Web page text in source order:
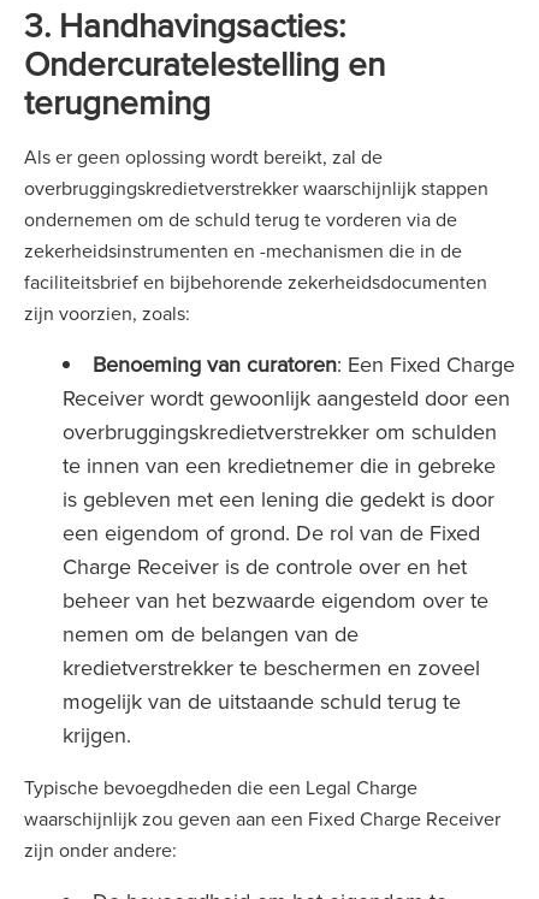
3. Handhavingsacties:
Ondercuratelestelling en
terugneming
Als er geen oplossing wordt bereikt, zal de
overbruggingskredietverstrekker waarschijnlijk stappen
ondernemen om de schuld terug te vorderen via de
zekerheidsinstrumenten en -mechanismen die in de
faciliteitsbrief en bijbehorende zekerheidsdocumenten
zijn voorzien, zoals:
Benoeming van curatoren: Een Fixed Charge
Receiver wordt gewoonlijk aangesteld door een
overbruggingskredietverstrekker om schulden
te innen van een kredietnemer die in gebreke
is gebleven met een lening die gedekt is door
een eigendom of grond. De rol van de Fixed
Charge Receiver is de controle over en het
beheer van het bezwaarde eigendom over te
nemen om de belangen van de
kredietverstrekker te beschermen en zoveel
mogelijk van de uitstaande schuld terug te
krijgen.
Typische bevoegdheden die een Legal Charge
waarschijnlijk zou geven aan een Fixed Charge Receiver
zijn onder andere: